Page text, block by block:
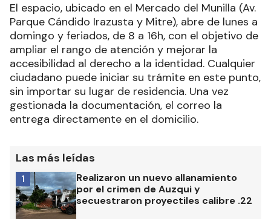
El espacio, ubicado en el Mercado del Munilla (Av.
Parque Cándido Irazusta y Mitre), abre de lunes a
domingo y feriados, de 8 a 16h, con el objetivo de
ampliar el rango de atención y mejorar la
accesibilidad al derecho a la identidad. Cualquier
ciudadano puede iniciar su trámite en este punto,
sin importar su lugar de residencia. Una vez
gestionada la documentación, el correo la
entrega directamente en el domicilio.
Las más leídas
Realizaron un nuevo allanamiento
por el crimen de Auzqui y
secuestraron proyectiles calibre .22
1